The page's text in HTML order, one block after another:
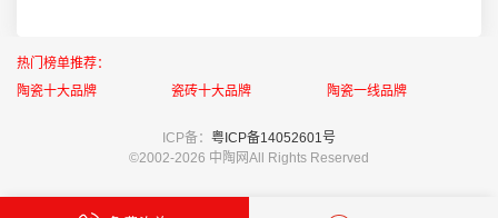
热门榜单推荐：
陶瓷十大品牌
瓷砖十大品牌 陶瓷一线品牌
ICP备： 粤ICP备14052601号
©2002-2026 中陶网All Rights Reserved